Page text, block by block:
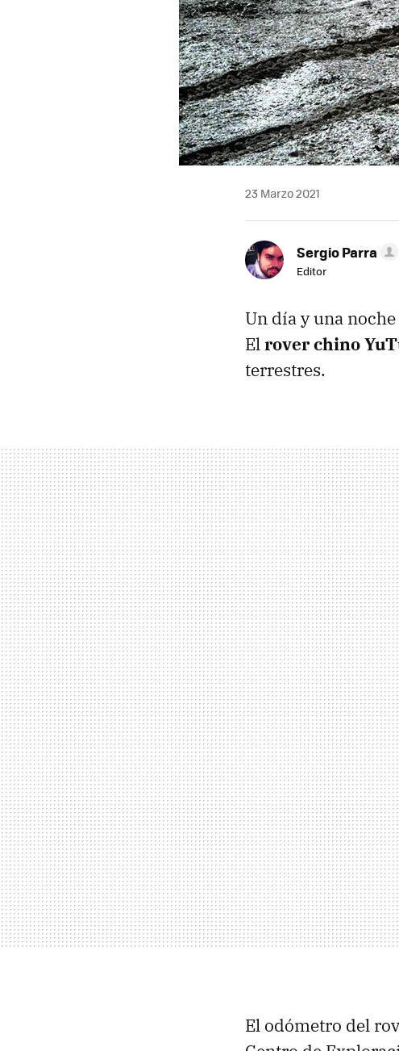
23 Marzo 2021
Sergio Parra
Editor
Un día y una
Elrover chino
terrestres.
El odómetro del